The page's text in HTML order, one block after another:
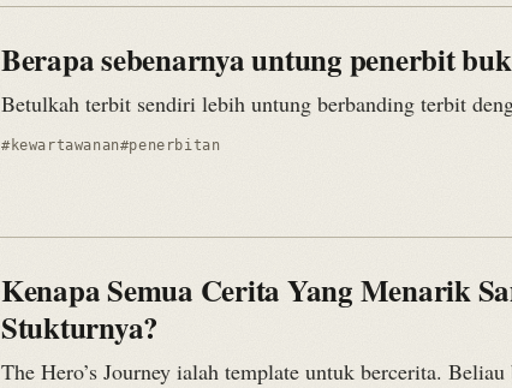
Berapa sebenarnya untung penerbit
Betulkah terbit sendiri lebih untung berbanding terbit
#kewartawanan#penerbitan
Kenapa Semua Cerita Yang Menarik
Stukturnya?
The Hero’s Journey ialah template untuk bercerita. Beliau